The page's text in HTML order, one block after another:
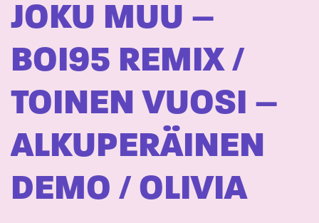
JOKU MUU –
BOI95 REMIX /
TOINEN VUOSI –
ALKUPERÄINEN
DEMO / OLIVIA